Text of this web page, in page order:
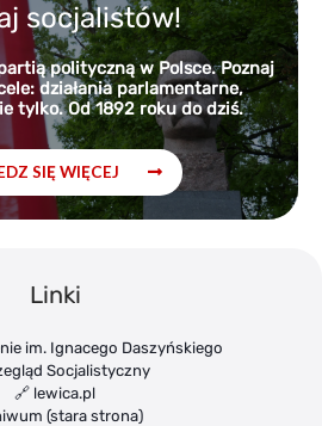
socjalistów!
polityczną w Polsce. Poznaj
działania parlamentarne,
tylko. Od 1892 roku do dziś.
SIĘ WIĘCEJ
Linki
im. Ignacego Daszyńskiego
Socjalistyczny
🔗 lewica.pl
(stara strona)